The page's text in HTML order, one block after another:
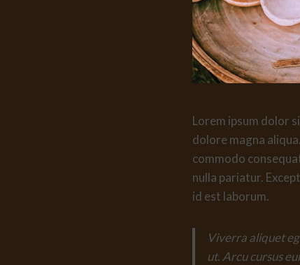
Lorem ipsum dolor
dolore magna
commodo
nulla pariatur.
id est laborum.
Viverra aliquet
ut. Arcu cursus